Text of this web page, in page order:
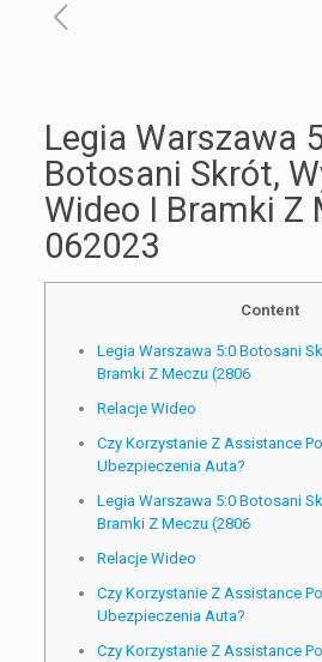
Legia Warszawa
Botosani Skrót,
Wideo I Bramki Z
062023
Content
Legia Warszawa 5:0 Botosani
Bramki Z Meczu (2806
Relacje Wideo
Czy Korzystanie Z Assistance
Ubezpieczenia Auta?
Legia Warszawa 5:0 Botosani
Bramki Z Meczu (2806
Relacje Wideo
Czy Korzystanie Z Assistance
Ubezpieczenia Auta?
Czy Korzystanie Z Assistance